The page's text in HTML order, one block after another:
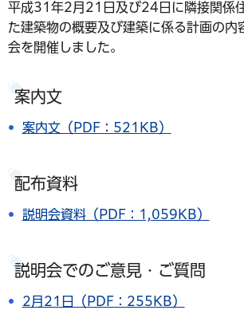
平成31年2月21日及び24日に隣接関係
た建築物の概要及び建築に係る計画の内
会を開催しました。
案内文
案内文（PDF：521KB）
配布資料
説明会資料（PDF：1,059KB）
説明会でのご意見・ご質問
2月21日（PDF：255KB）